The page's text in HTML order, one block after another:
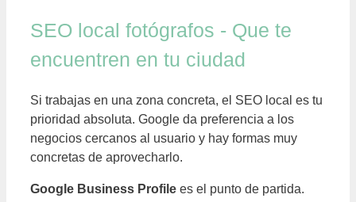
SEO local fotógrafos - Que te
encuentren en tu ciudad
Si trabajas en una zona concreta, el SEO local es tu
prioridad absoluta. Google da preferencia a los
negocios cercanos al usuario y hay formas muy
concretas de aprovecharlo.
Google Business Profile es el punto de partida.